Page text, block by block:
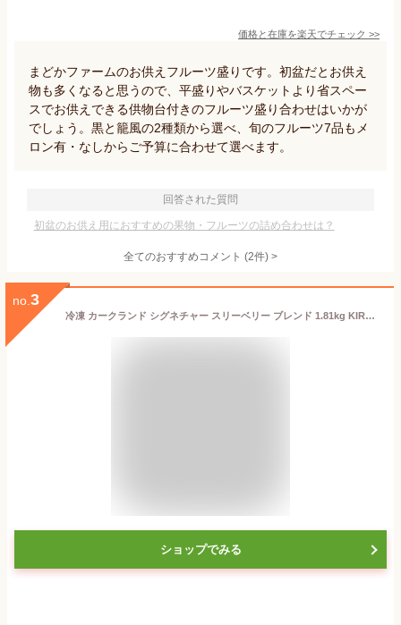
価格と在庫を楽天でチェック >>
まどかファームのお供えフルーツ盛りです。初盆だとお供え
物も多くなると思うので、平盛りやバスケットより省スペー
スでお供えできる供物台付きのフルーツ盛り合わせはいかが
でしょう。黒と籠風の2種類から選べ、旬のフルーツ7品もメ
ロン有・なしからご予算に合わせて選べます。
回答された質問
初盆のお供え用におすすめの果物・フルーツの詰め合わせは？
全てのおすすめコメント (2件) >
no. 3
冷凍 カークランド シグネチャー スリーベリー ブレンド 1.81kg KIRKLAND SIGNATURE ミックスベリー ラズベリー ブルーベリー ブラックベリー 効果 紅茶 食べ物 アレンジ アレルギー Amazon 美容 便秘 ドライフルーツ 栄養 【Costco コストコ】
ショップでみる